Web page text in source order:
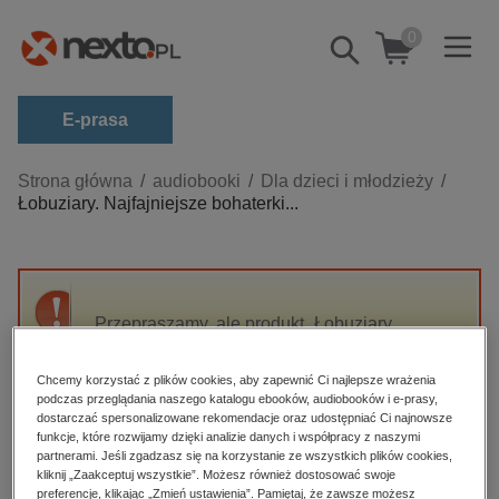
Pokaż/schowaj
wyszukiwarkę
0
E-prasa
Kategorie
Zobacz wszystkie E-prasa
budownictwo, aranżacja wnętrz
darmowe wydania
edukacja
hobby, sport, rozrywka
komputery, internet, technologie, informatyka
Strona główna audiobooki
Dla dzieci i młodzieży
Łobuziary. Najfajniejsze bohaterki...
Przepraszamy, ale produkt „Łobuziary.
High-contrast mode
Polecane
Chcemy korzystać z plików cookies, aby zapewnić Ci najlepsze wrażenia
podczas przeglądania naszego katalogu ebooków, audiobooków i e-prasy,
dostarczać spersonalizowane rekomendacje oraz udostępniać Ci najnowsze
funkcje, które rozwijamy dzięki analizie danych i współpracy z naszymi
partnerami. Jeśli zgadzasz się na korzystanie ze wszystkich plików cookies,
kliknij „Zaakceptuj wszystkie”. Możesz również dostosować swoje
preferencje, klikając „Zmień ustawienia”. Pamiętaj, że zawsze możesz